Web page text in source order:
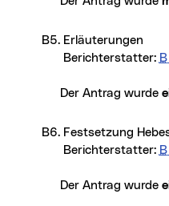
B5. Erläuterungen
Berichterstatter: B
Der Antrag wurde
B6. Festsetzung
Berichterstatter: B
Der Antrag wurde